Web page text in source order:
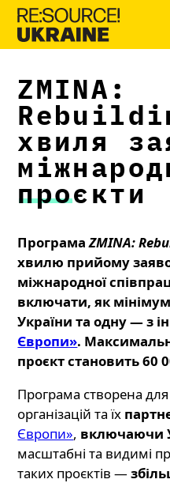
ZMINA:
хвиля
проєкти
ПрограмаZMINA:
хвилю прийому
міжнародної
включати, як
України та одну — з
Європи».
проєкт становить 60
Програма створена
організацій та їх
Європи», включаючи
масштабні та видимі
таких проєктів —